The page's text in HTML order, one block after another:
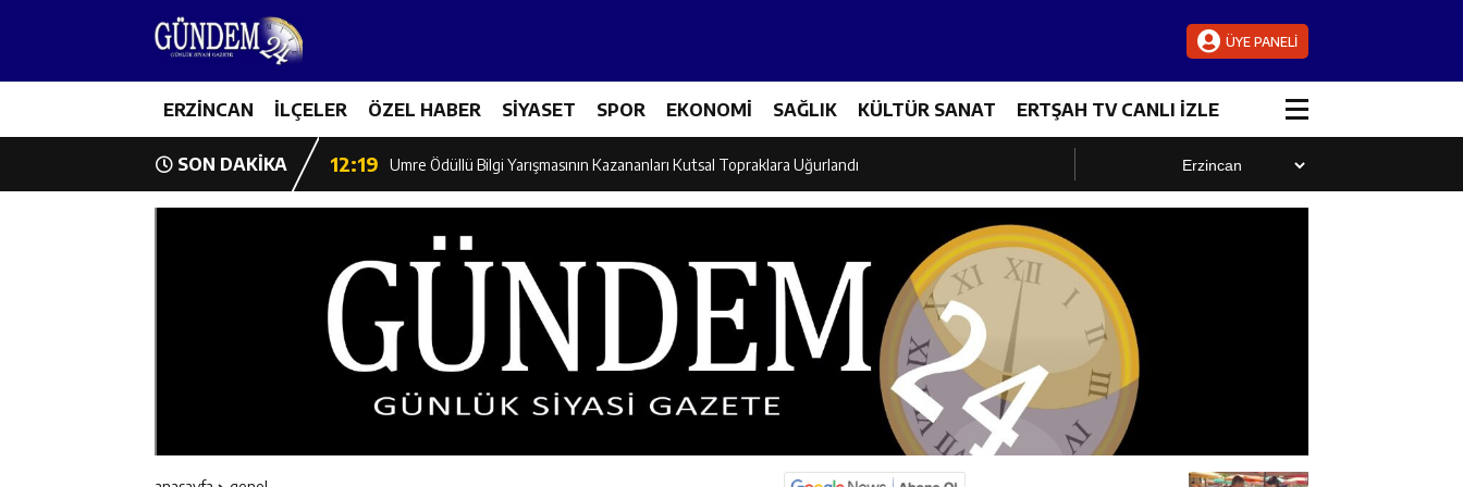
ÜYE PANELİ
ERZİNCAN İLÇELER ÖZEL HABER SİYASET SPOR EKONOMİ SAĞLIK KÜLTÜR SANAT ERTŞAH TV CANLI İZLE
SON DAKİKA
17:03 Erzincan Emniyeti’nden Semt Pazarında Bilgilendirme Faaliyeti
12:19 Umre Ödüllü Bilgi Yarışmasının Kazananları Kutsal Topraklara Uğurlandı
12:17 Üzümlü’de Yaz Akşamlarına Açık Hava Sineması Renk Kattı
12:16 Vali Yardımcıları Canpolat ve Kaya, Mehmet Zengin’in Cenaze Törenine Katıldı
Geleceğin Hafızlarına Ziyaret: Burhan İşliyen Erzincan’da Kur’an Kursu Öğrencileriyle Buluştu